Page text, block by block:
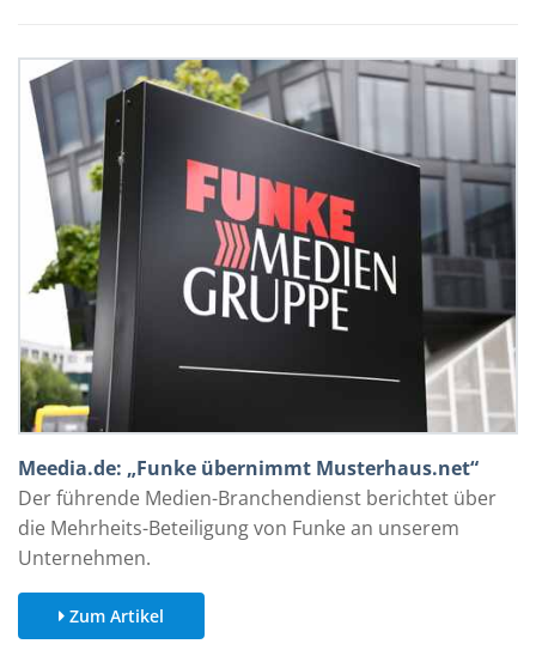
Meedia.de: „Funke übernimmt Musterhaus.net“
Der führende Medien-Branchendienst berichtet über
die Mehrheits-Beteiligung von Funke an unserem
Unternehmen.
Zum Artikel